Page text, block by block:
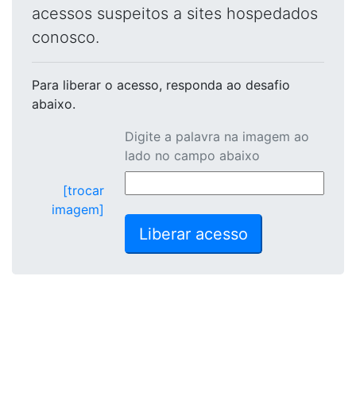
acessos suspeitos a sites hospedados
conosco.
Para liberar o acesso, responda ao desafio
abaixo.
[trocar
imagem]
Digite a palavra na imagem ao
lado no campo abaixo